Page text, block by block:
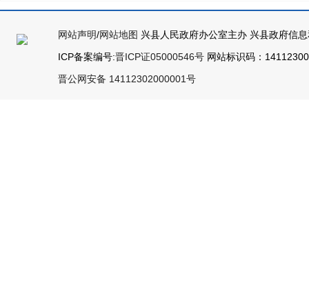
网站声明/网站地图 兴县人民政府办公室主办 兴县政府信
ICP备案编号:晋ICP证05000546号 网站标识码：
晋公网安备 14112302000001号